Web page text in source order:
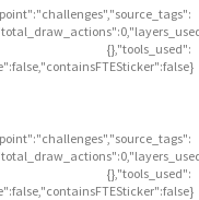
{},"tools_used":
{},"tools_used":